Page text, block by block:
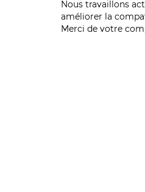
Nous travaillons
améliorer la
Merci de votre